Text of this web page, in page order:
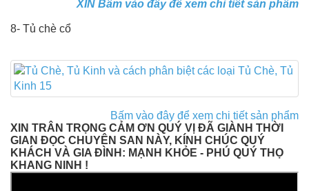
XIN Bấm vào đây để xem chi tiết sản phẩm
8- Tủ chè cổ
Bấm vào đây để xem chi tiết sản phẩm
XIN TRÂN TRỌNG CẢM ƠN QUÝ VỊ ĐÃ GIÀNH THỜI
GIAN ĐỌC CHUYÊN SAN NÀY, KÍNH CHÚC QUÝ
KHÁCH VÀ GIA ĐÌNH: MẠNH KHỎE - PHÚ QUÝ THỌ
KHANG NINH !